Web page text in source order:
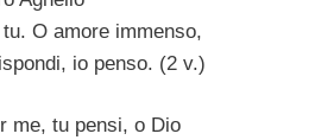
O amore immenso,
io penso. (2 v.)
me, tu pensi, o Dio